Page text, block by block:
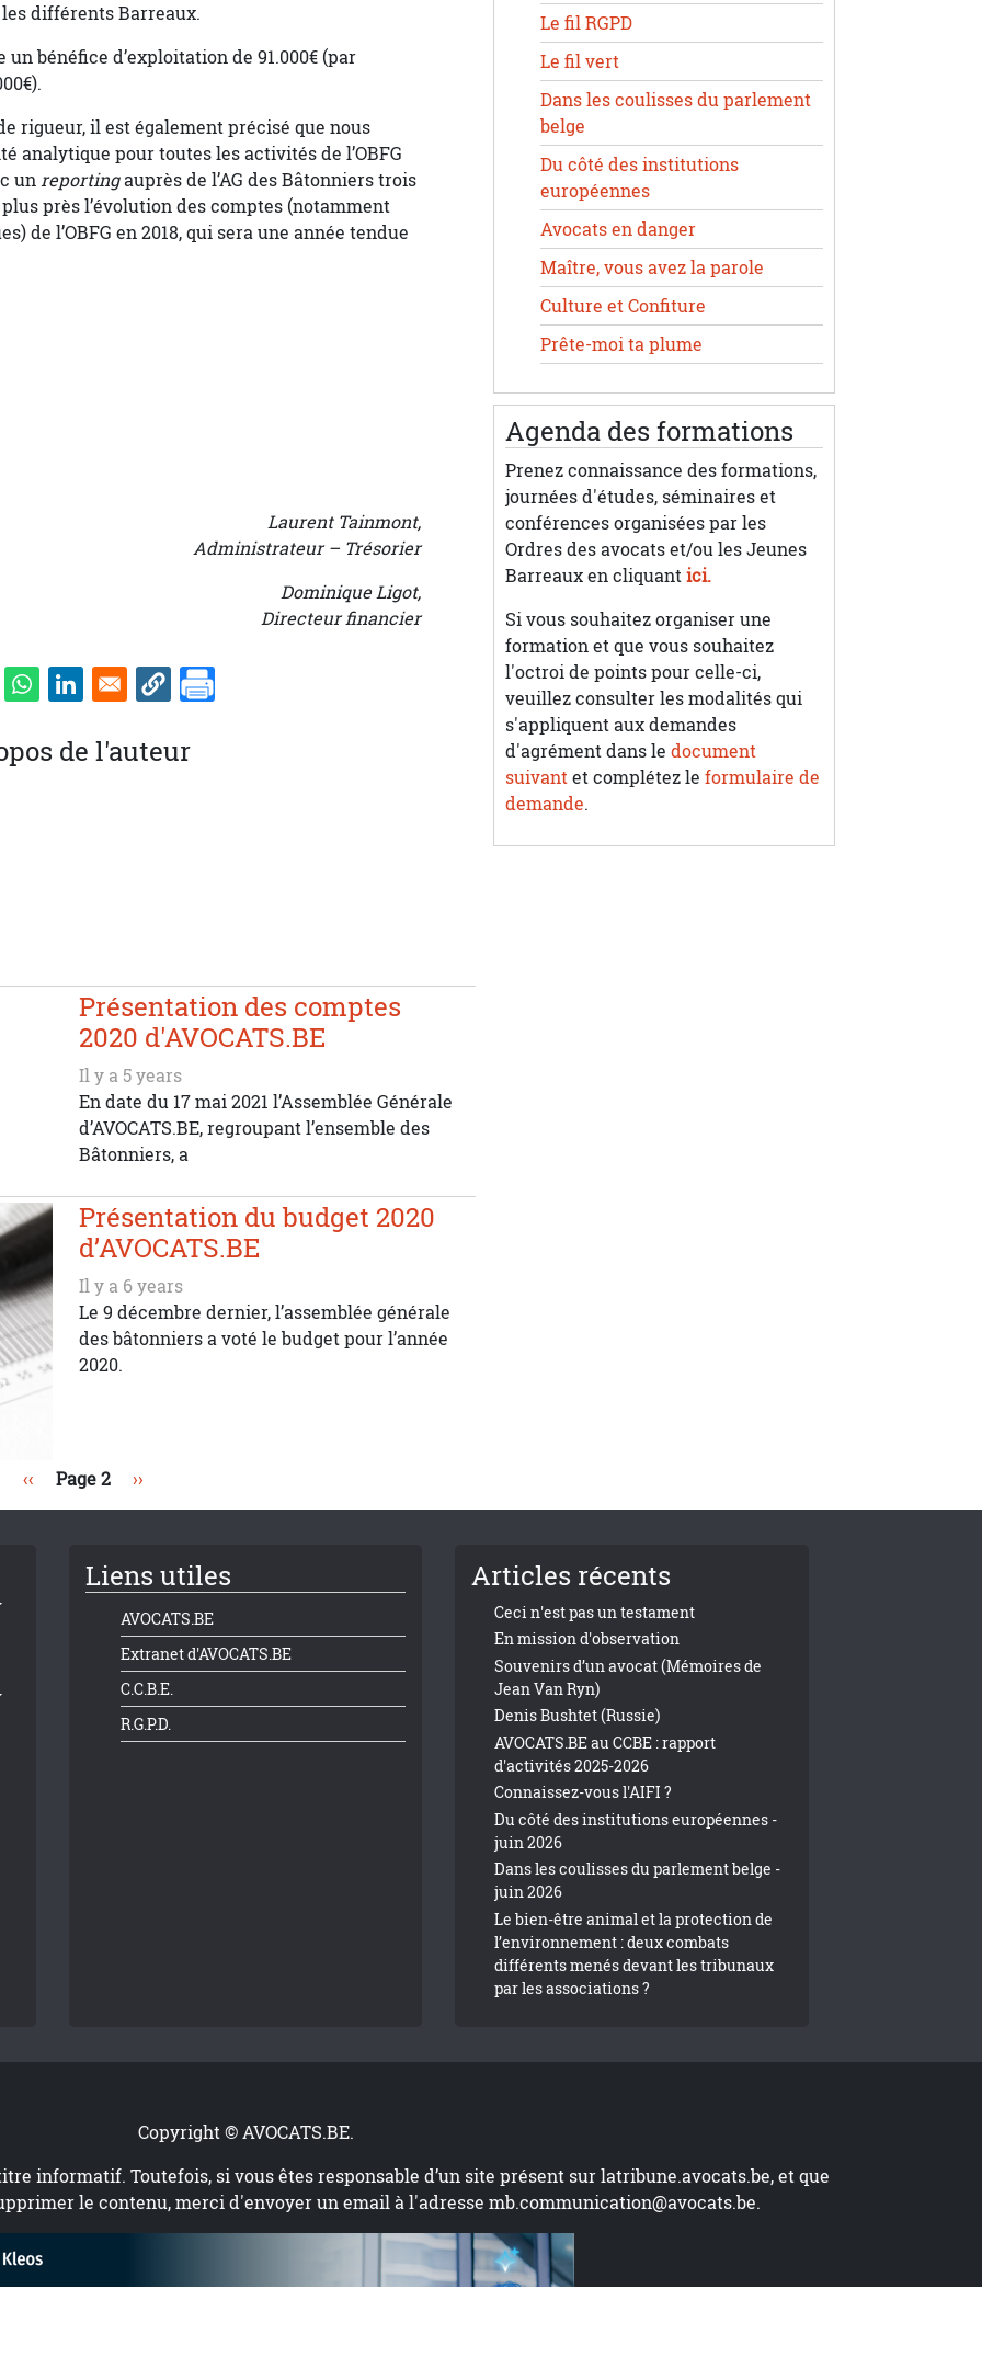
différents Barreaux.
bénéfice d’exploitation de 91.000€ (par
rigueur, il est également précisé que nous
analytique pour toutes les activités de l’OBFG
unreportingauprès de l’AG des Bâtonniers trois
près l’évolution des comptes (notamment
de l’OBFG en 2018, qui sera une année tendue
Laurent Tainmont,
Administrateur – Trésorier
Dominique Ligot,
Directeur financier
de l'auteur
Présentation des comptes
2020 d'AVOCATS.BE
Il y a 5 years
En date du 17 mai 2021 l’Assemblée Générale
d’AVOCATS.BE, regroupant l’ensemble des
Bâtonniers, a
Présentation du budget 2020
d’AVOCATS.BE
Il y a 6 years
Le 9 décembre dernier, l’assemblée générale
des bâtonniers a voté le budget pour l’année
2020.
Page précédente
‹‹ Page 2 Page suivante
››
Le fil RGPD
Le fil vert
Dans les coulisses du parlement
belge
Du côté des institutions
européennes
Avocats en danger
Maître, vous avez la parole
Culture et Confiture
Prête-moi ta plume
Agenda des formations
Prenez connaissance des formations,
journées d'études, séminaires et
conférences organisées par les
Ordres des avocats et/ou les Jeunes
Barreaux en cliquantici.
Si vous souhaitez organiser une
formation et que vous souhaitez
l'octroi de points pour celle-ci,
veuillez consulter les modalités qui
s'appliquent aux demandes
d'agrément dans ledocument
suivantet complétez leformulaire de
demande.
Liens utiles
AVOCATS.BE
Extranet d'AVOCATS.BE
C.C.B.E.
R.G.P.D.
Articles récents
Ceci n'est pas un testament
En mission d'observation
Souvenirs d’un avocat (Mémoires de
Jean Van Ryn)
Denis Bushtet (Russie)
AVOCATS.BE au CCBE : rapport
d'activités 2025-2026
Connaissez-vous l'AIFI ?
Du côté des institutions européennes -
juin 2026
Dans les coulisses du parlement belge -
juin 2026
Le bien-être animal et la protection de
l’environnement : deux combats
différents menés devant les tribunaux
par les associations ?
Copyright © AVOCATS.BE.
informatif. Toutefois, si vous êtes responsable d’un site présent surlatribune.avocats.be, et que
le contenu, merci d'envoyer un email à l'adresse mb.communication@avocats.be.